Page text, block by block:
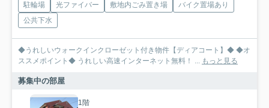
駐輪場 光ファイバー 敷地内ごみ置き場
バイク置場あり
公共下水
◆うれしいウォークインクローゼット付き物件【ディアコート】◆ ◆オ
ススメポイント◆ うれしい高速インターネット無料！ ... もっと見る
募集中の部屋
1階